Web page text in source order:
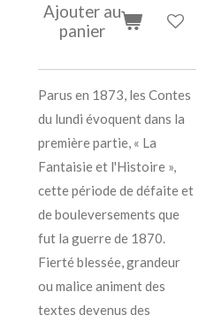
Ajouter au
panier
Parus en 1873, les Contes
du lundi évoquent dans la
première partie, « La
Fantaisie et l'Histoire »,
cette période de défaite et
de bouleversements que
fut la guerre de 1870.
Fierté blessée, grandeur
ou malice animent des
textes devenus des